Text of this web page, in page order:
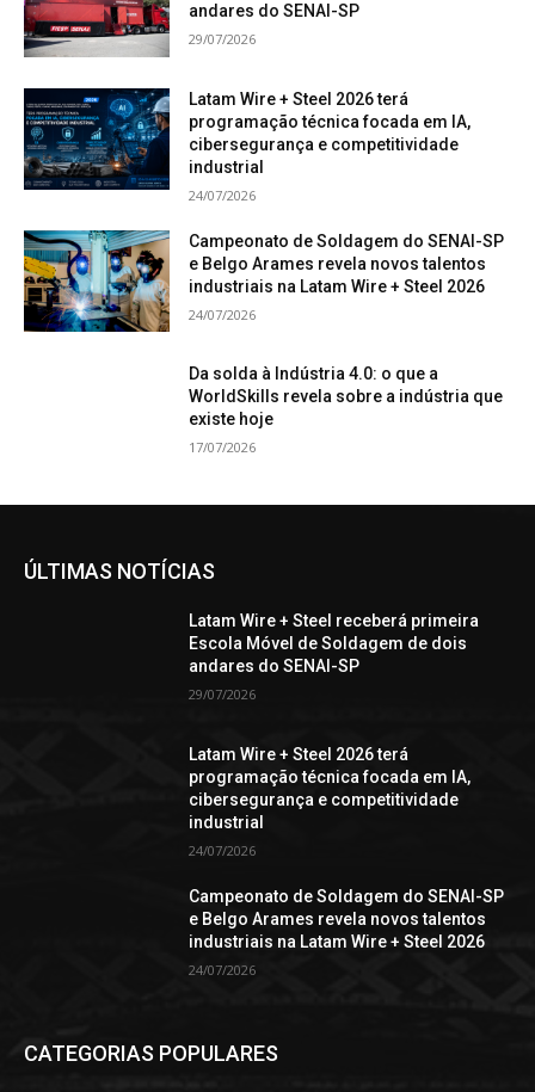
andares do SENAI-SP
29/07/2026
Latam Wire + Steel 2026 terá
programação técnica focada em IA,
cibersegurança e competitividade
industrial
24/07/2026
Campeonato de Soldagem do SENAI-SP
e Belgo Arames revela novos talentos
industriais na Latam Wire + Steel 2026
24/07/2026
Da solda à Indústria 4.0: o que a
WorldSkills revela sobre a indústria que
existe hoje
17/07/2026
ÚLTIMAS NOTÍCIAS
Latam Wire + Steel receberá primeira
Escola Móvel de Soldagem de dois
andares do SENAI-SP
29/07/2026
Latam Wire + Steel 2026 terá
programação técnica focada em IA,
cibersegurança e competitividade
industrial
24/07/2026
Campeonato de Soldagem do SENAI-SP
e Belgo Arames revela novos talentos
industriais na Latam Wire + Steel 2026
24/07/2026
CATEGORIAS POPULARES